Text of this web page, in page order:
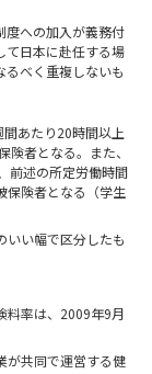
度への加入が義務付
て日本に赴任する場
べく重複しないも
あたり20時間以上
者となる。また、
前述の所定労働時間
保険者となる（学生
いい幅で区分したも
料率は、2009年9月
が共同で運営する健